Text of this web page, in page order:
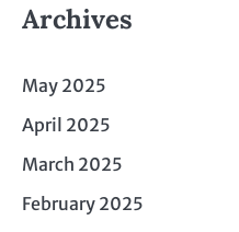
Archives
May 2025
April 2025
March 2025
February 2025